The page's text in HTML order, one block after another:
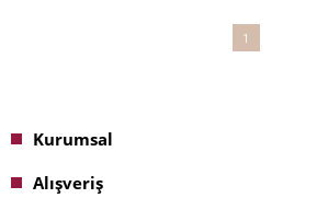
1
Kurumsal
Alışveriş